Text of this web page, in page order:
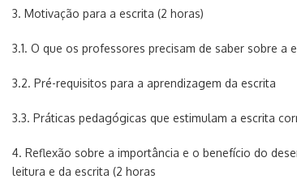
3. Motivação para a escrita (2 horas)
3.1. O que os professores precisam de saber sobre a
3.2. Pré-requisitos para a aprendizagem da escrita
3.3. Práticas pedagógicas que estimulam a escrita
4. Reflexão sobre a importância e o benefício do
leitura e da escrita (2 horas